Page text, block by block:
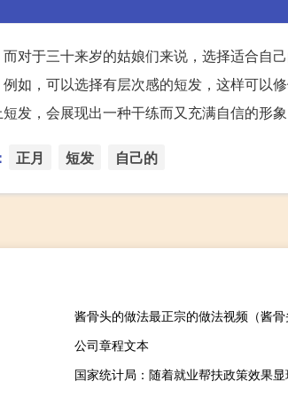
对于三十来岁的姑娘们来说，选择适合自己
如，可以选择有层次感的短发，这样可以
发，会展现出一种干练而又充满自信的形象
正月 短发 自己的
酱骨头的做法最正宗的做法视频（酱骨
公司章程文本